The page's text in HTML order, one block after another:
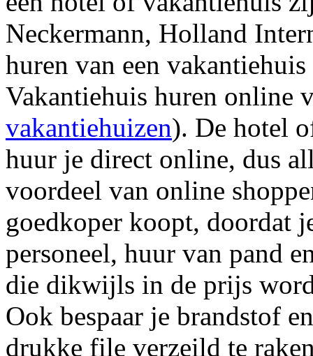
Neckermann, Holland
huren van een
Vakantiehuis huren online
vakantiehuizen). De hotel
huur je direct online, dus
voordeel van online
goedkoper koopt, doordat
personeel, huur van pand
die dikwijls in de prijs
Ook bespaar je brandstof
drukke file verzeild te